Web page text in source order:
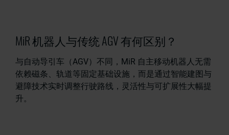
MiR 机器人与传统 AGV 有何区别？
与自动导引车（AGV）不同，MiR 自主移动机器人无需
依赖磁条、轨道等固定基础设施，而是通过智能建图与
避障技术实时调整行驶路线，灵活性与可扩展性大幅提
升。